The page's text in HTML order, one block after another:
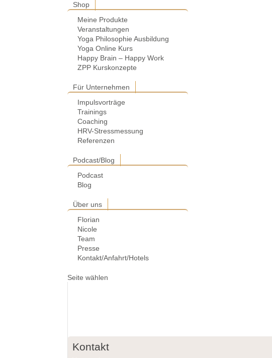
Shop
Meine Produkte
Veranstaltungen
Yoga Philosophie Ausbildung
Yoga Online Kurs
Happy Brain – Happy Work
ZPP Kurskonzepte
Für Unternehmen
Impulsvorträge
Trainings
Coaching
HRV-Stressmessung
Referenzen
Podcast/Blog
Podcast
Blog
Über uns
Florian
Nicole
Team
Presse
Kontakt/Anfahrt/Hotels
Seite wählen
Kontakt